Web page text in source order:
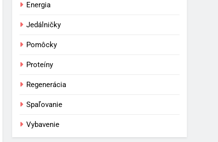
Energia
Jedálničky
Pomôcky
Proteíny
Regenerácia
Spaľovanie
Vybavenie